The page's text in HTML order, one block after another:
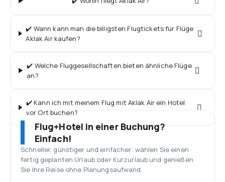
✔️ Wann kann man die billigsten Flugtickets für Flüge
Aklak Air kaufen?
✔️ Welche Fluggesellschaften bieten ähnliche Flüge
an?
✔️ Kann ich mit meinem Flug mit Aklak Air ein Hotel
vor Ort buchen?
Flug+Hotel in einer Buchung?
Einfach!
Schneller, günstiger und einfacher: wählen Sie einen
fertig geplanten Urlaub oder Kurzurlaub und genießen
Sie Ihre Reise ohne Planungsaufwand.